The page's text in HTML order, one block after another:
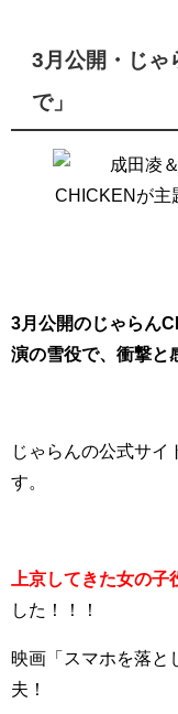
3月公開・じゃ
で」
3月公開のじゃらん
演の雪役で、衝撃と
じゃらんの公式サイ
す。
上京してきた女の子
した！！！
映画「スマホを落と
夫！